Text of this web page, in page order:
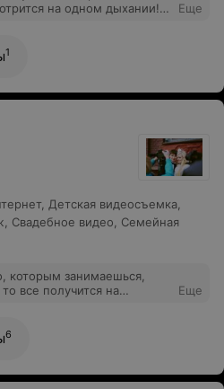
на одном дыхании!
его работе,мы теперь
но и заново ощутить наш
того мы отлично
Удачи и
С вами было приятно
Еще
1
, Детская видеосъемка
Свадебное видео
Семейная
которым занимаешься,
все получится на
молодцы! Делают
свадебное
снова и снова. В
люди! Процесс
мы наслаждались
Еще
6